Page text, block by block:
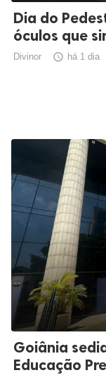
Dia do
óculos que
Divinor  há 1 dia
Goiânia
Educação